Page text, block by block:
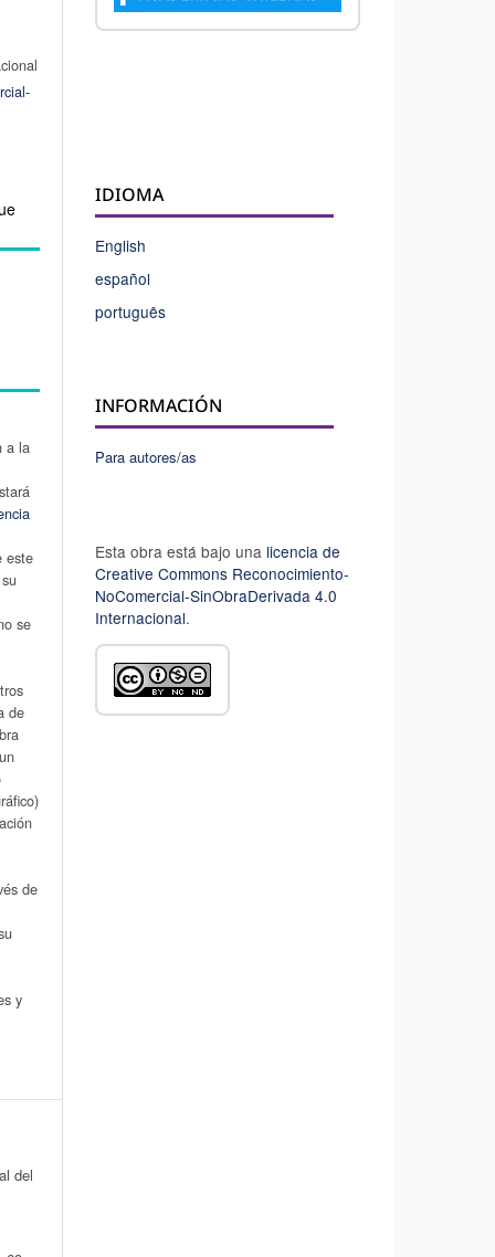
a la
este
se
de
de
y
del
IDIOMA
English
español
português
INFORMACIÓN
Para autores/as
Esta obra está bajo una licencia de
Creative Commons Reconocimiento-
NoComercial-SinObraDerivada 4.0
Internacional.